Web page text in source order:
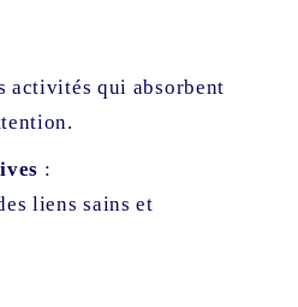
activités qui absorbent
:
liens sains et